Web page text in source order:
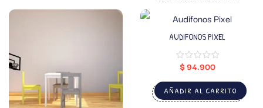
AUDIFONOS PIXEL
$94.900
AÑADIR AL CARRITO